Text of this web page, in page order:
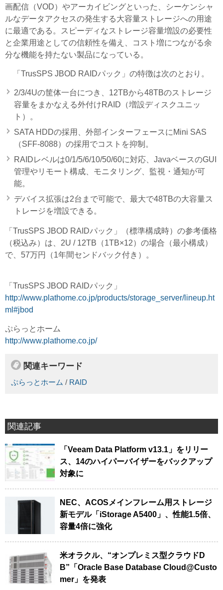
画配信（VOD）やアーカイビングといった、シーケンシャ
ルなデータアクセスの発生する大容量ストレージへの用途
に最適である。スピーディなストレージ容量増設の必要性
と企業用途としての信頼性を備え、コスト増につながる余
分な機能を持たない製品になっている。
「TrusSPS JBOD RAIDパック」の特徴は次のとおり。
2/3/4Uの筐体一台につき、12TBから48TBのストレージ
容量をまかなえる外付けRAID（増設ディスクユニッ
ト）。
SATA HDDの採用、外部インターフェースにMini SAS
（SFF-8088）の採用でコストを抑制。
RAIDレベルは0/1/5/6/10/50/60に対応、JavaベースのGUI
管理やリモート構成、モニタリング、監視・通知が可
能。
デバイス拡張は2台まで可能で、最大で48TBの大容量ス
トレージを増設できる。
「TrusSPS JBOD RAIDパック」（標準構成時）の参考価格
（税込み）は、2U / 12TB（1TB×12）の場合（最小構成）
で、57万円（1年間センドバック付き）。
「TrusSPS JBOD RAIDパック」
http://www.plathome.co.jp/products/storage_server/lineup.ht
ml#jbod
ぷらっとホーム
http://www.plathome.co.jp/
関連キーワード
ぷらっとホーム / RAID
関連記事
「Veeam Data Platform v13.1」をリリー
ス、14のハイパーバイザーをバックアップ
対象に
NEC、ACOSメインフレーム用ストレージ
新モデル「iStorage A5400」、性能1.5倍、
容量4倍に強化
米オラクル、“オンプレミス型クラウドD
B”「Oracle Base Database Cloud@Custo
mer」を発表